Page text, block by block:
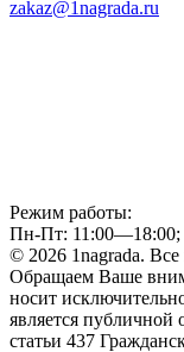
zakaz@1nagrada.ru
Режим работы:
Пн-Пт:
© 2026 1nagrada.
Обращаем Ваше
носит
является публичной
статьи 437